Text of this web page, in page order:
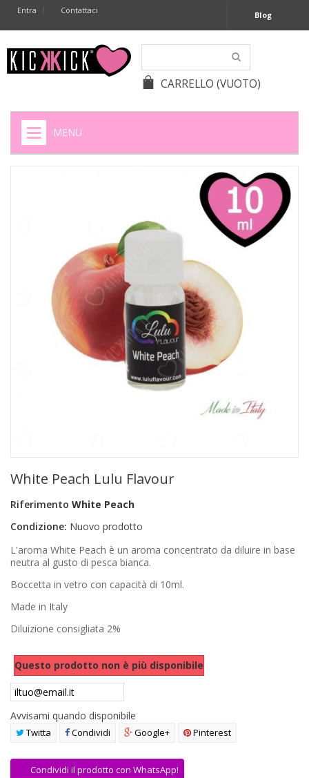
Entra Contattaci Blog
CARRELLO (VUOTO)
MENU
+
BATTERIE APPARECCHI ACUSTICI
BATTERIE
PRODOTTI MONOUSO E TNT
FORNITURE ESTETICA
FAI DA TE
NOVITÀ
ARTICOLI IN OFFERTA
AREA RIVENDITORI
DICONO DI NOI
White Peach Lulu Flavour
Riferimento White Peach
Condizione: Nuovo prodotto
L'aroma White Peach è un aroma concentrato da diluire in base
neutra al gusto di pesca bianca.
Boccetta in vetro con capacità di 10ml.
Made in Italy
Diluizione consigliata 2%
Questo prodotto non è più disponibile
Avvisami quando disponibile
Twitta Condividi Google+ Pinterest
Condividi il prodotto con WhatsApp!